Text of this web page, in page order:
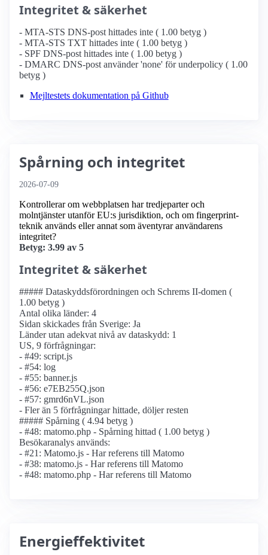
Integritet & säkerhet
- MTA-STS DNS-post hittades inte ( 1.00 betyg )
- MTA-STS TXT hittades inte ( 1.00 betyg )
- SPF DNS-post hittades inte ( 1.00 betyg )
- DMARC DNS-post använder 'none' för underpolicy ( 1.00
betyg )
Mejltestets dokumentation på Github
Spårning och integritet
2026-07-09
Kontrollerar om webbplatsen har tredjeparter och
molntjänster utanför EU:s jurisdiktion, och om fingerprint-
teknik används eller annat som äventyrar användarens
integritet?
Betyg: 3.99 av 5
Integritet & säkerhet
##### Dataskyddsförordningen och Schrems II-domen (
1.00 betyg )
Antal olika länder: 4
Sidan skickades från Sverige: Ja
Länder utan adekvat nivå av dataskydd: 1
US, 9 förfrågningar:
- #49: script.js
- #54: log
- #55: banner.js
- #56: e7EB255Q.json
- #57: gmrd6nVL.json
- Fler än 5 förfrågningar hittade, döljer resten
##### Spårning ( 4.94 betyg )
- #48: matomo.php - Spårning hittad ( 1.00 betyg )
Besökaranalys används:
- #21: Matomo.js - Har referens till Matomo
- #38: matomo.js - Har referens till Matomo
- #48: matomo.php - Har referens till Matomo
Energieffektivitet